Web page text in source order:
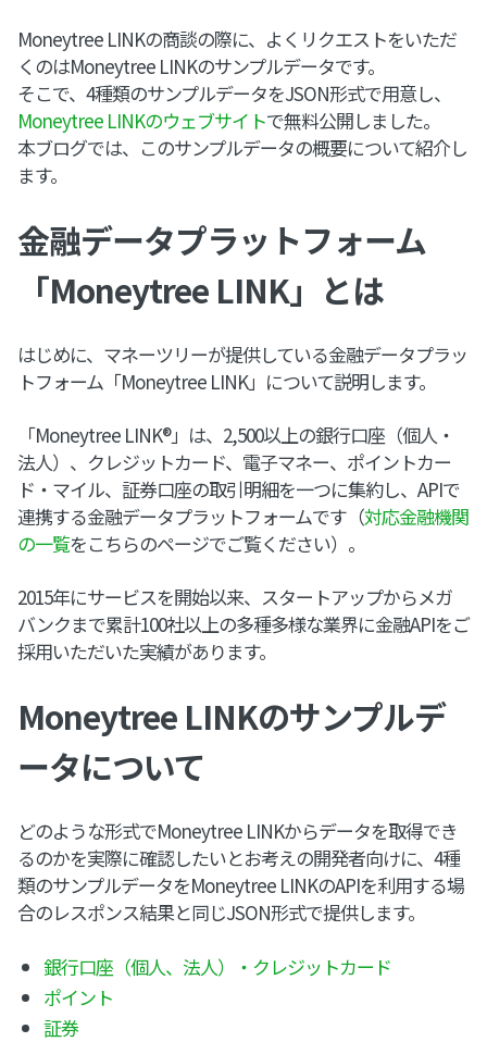
Moneytree LINKの商談の際に、よくリクエストをいただ
くのはMoneytree LINKのサンプルデータです。
そこで、4種類のサンプルデータをJSON形式で用意し、
Moneytree LINKのウェブサイトで無料公開しました。
本ブログでは、このサンプルデータの概要について紹介し
ます。
金融データプラットフォーム
「Moneytree LINK」とは
はじめに、マネーツリーが提供している金融データプラッ
トフォーム「Moneytree LINK」について説明します。
「Moneytree LINK®︎」は、2,500以上の銀行口座（個人・
法人）、クレジットカード、電子マネー、ポイントカー
ド・マイル、証券口座の取引明細を一つに集約し、APIで
連携する金融データプラットフォームです（対応金融機関
の一覧をこちらのページでご覧ください）。
2015年にサービスを開始以来、スタートアップからメガ
バンクまで累計100社以上の多種多様な業界に金融APIをご
採用いただいた実績があります。
Moneytree LINKのサンプルデ
ータについて
どのような形式でMoneytree LINKからデータを取得でき
るのかを実際に確認したいとお考えの開発者向けに、4種
類のサンプルデータをMoneytree LINKのAPIを利用する場
合のレスポンス結果と同じJSON形式で提供します。
銀行口座（個人、法人）・クレジットカード
ポイント
証券